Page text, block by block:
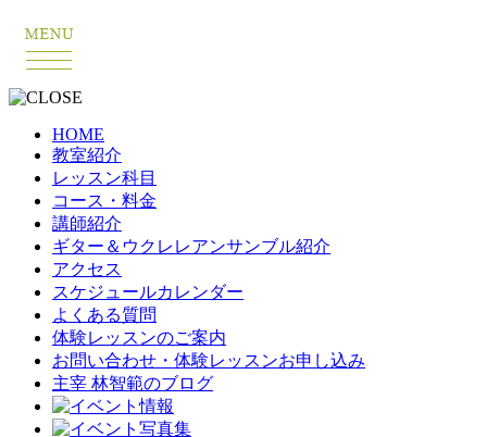
HOME
教室紹介
レッスン科目
コース・料金
講師紹介
ギター＆ウクレレアンサンブル紹介
アクセス
スケジュールカレンダー
よくある質問
体験レッスンのご案内
お問い合わせ・体験レッスンお申し込み
主宰 林智範のブログ